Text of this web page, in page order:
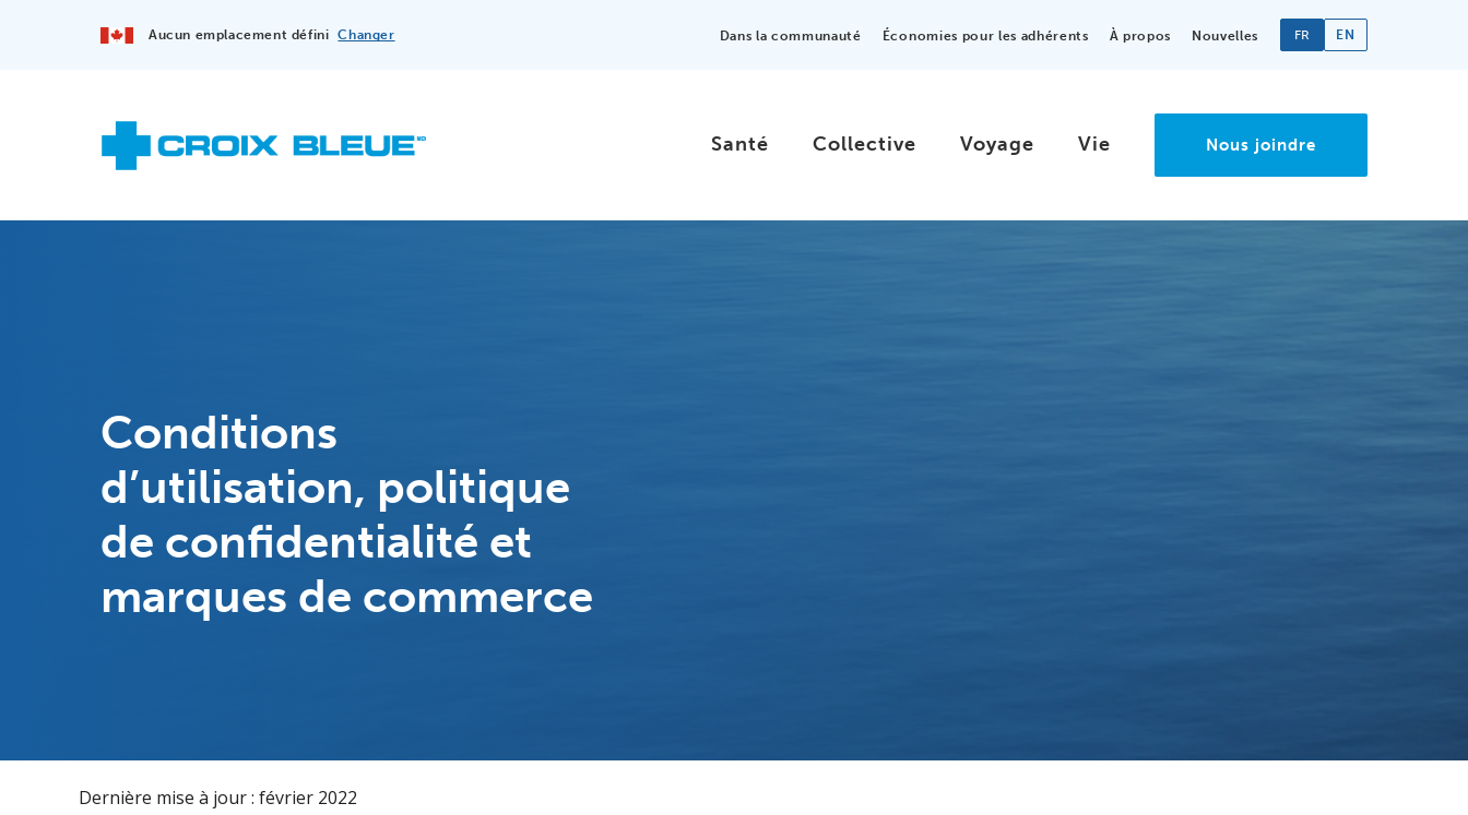
Aucun emplacement défini Changer Dans la communauté Économies pour les adhérents À propos Nouvelles FR EN
Santé Collective Voyage Vie Nous joindre
Conditions
d’utilisation, politique
de confidentialité et
marques de commerce
Dernière mise à jour : février 2022